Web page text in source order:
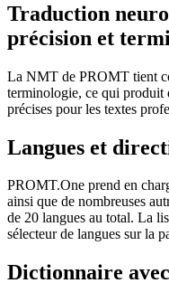
Traduction
précision et
La NMT de PROMT tient
terminologie, ce qui produit
précises pour les textes
Langues et
PROMT.One prend en
ainsi que de nombreuses
de 20 langues au total. La
sélecteur de langues sur la
Dictionnaire